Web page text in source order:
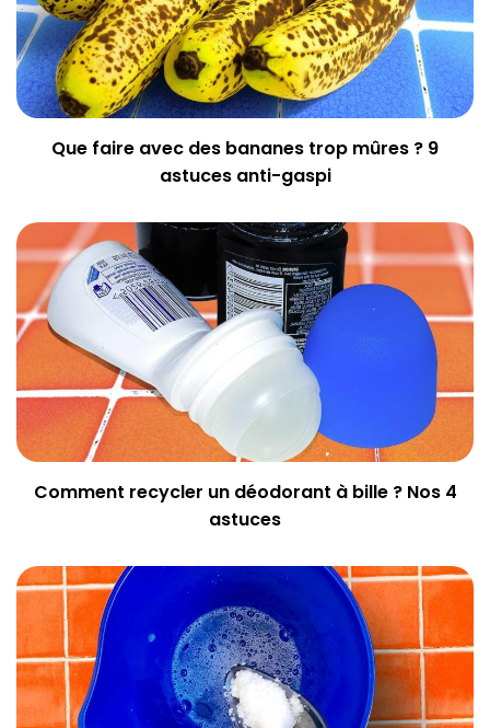
Que faire avec des bananes trop mûres ? 9
astuces anti-gaspi
Comment recycler un déodorant à bille ? Nos 4
astuces